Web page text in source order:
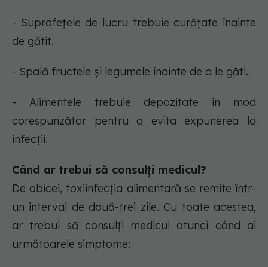
- Suprafețele de lucru trebuie curățate înainte
de gătit.
- Spală fructele și legumele înainte de a le găti.
- Alimentele trebuie depozitate în mod
corespunzător pentru a evita expunerea la
infecții.
Când ar trebui să consulți medicul?
De obicei, toxiinfecția alimentară se remite într-
un interval de două-trei zile. Cu toate acestea,
ar trebui să consulți medicul atunci când ai
următoarele simptome: